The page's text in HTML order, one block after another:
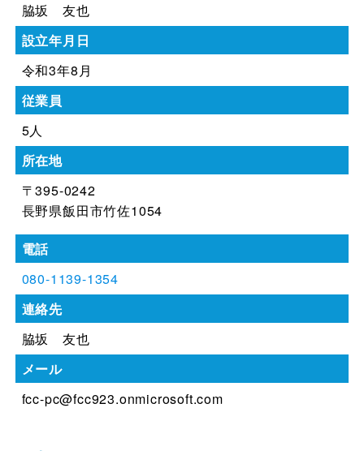
脇坂 友也
設立年月日
令和3年8月
従業員
5人
所在地
〒395-0242
長野県飯田市竹佐1054
電話
080-1139-1354
連絡先
脇坂 友也
メール
fcc-pc@fcc923.onmicrosoft.com